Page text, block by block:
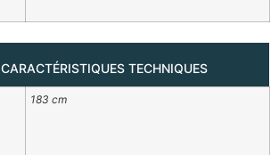
CARACTÉRISTIQUES TECHNIQUES
183 cm